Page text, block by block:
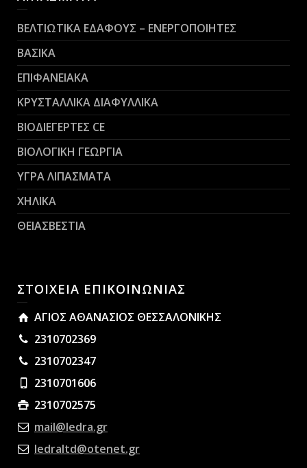
ΒΕΛΤΙΩΤΙΚΑ ΕΔΑΦΟΥΣ – ΕΝΕΡΓΟΠΟΙΗΤΕΣ
ΒΑΣΙΚΑ
ΕΠΙΦΑΝΕΙΑΚΑ
ΚΡΥΣΤΑΛΛΙΚΑ ΔΙΑΦΥΛΛΙΚΑ
ΒΙΟΔΙΕΓΕΡΤΕΣ CE
ΒΙΟΛΟΓΙΚΗ ΓΕΩΡΓΙΑ
ΥΓΡΑ ΛΙΠΑΣΜΑΤΑ
ΧΗΛΙΚΑ
ΘΕΙΑΣΒΕΣΤΙΑ
ΣΤΟΙΧΕΙΑ ΕΠΙΚΟΙΝΩΝΙΑΣ
ΑΓΙΟΣ ΑΘΑΝΑΣΙΟΣ ΘΕΣΣΑΛΟΝΙΚΗΣ
2310702369
2310702347
2310701606
2310702575
mail@ledra.gr
ledraltd@otenet.gr